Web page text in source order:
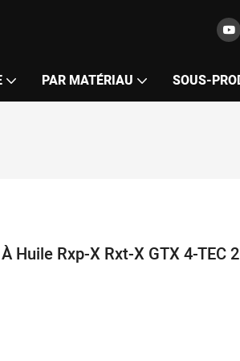
PAR MATÉRIAU SOUS-
Huile Rxp-X Rxt-X GTX 4-TEC